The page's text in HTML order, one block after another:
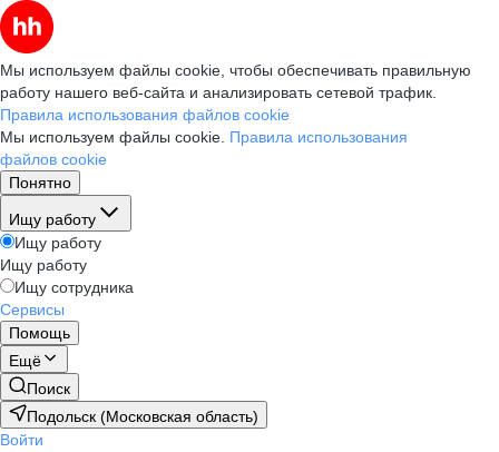
Мы используем файлы cookie, чтобы обеспечивать правильную
работу нашего веб-сайта и анализировать сетевой трафик.
Правила использования файлов cookie
Мы используем файлы cookie. Правила использования
файлов cookie
Понятно
Ищу работу
Ищу работу
Ищу работу
Ищу сотрудника
Сервисы
Помощь
Ещё
Поиск
Подольск (Московская область)
Войти